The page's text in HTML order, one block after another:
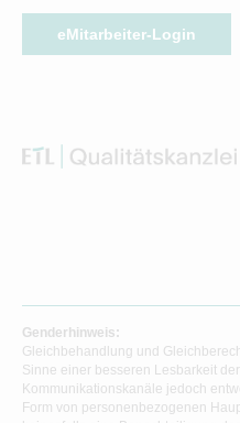
eMitarbeiter-Login
Genderhinweis:
Gleichbehandlung und
Sinne einer besseren Lesbarkeit
Kommunikationskanäle jedoch
Form von personenbezogenen